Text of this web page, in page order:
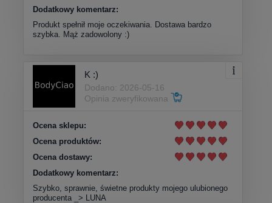
Dodatkowy komentarz:
Produkt spełnił moje oczekiwania. Dostawa bardzo
szybka. Mąż zadowolony :)
K :)
Dodano: 2026-05-16
Opinia zweryfikowana
Ocena sklepu:
Ocena produktów:
Ocena dostawy:
Dodatkowy komentarz:
Szybko, sprawnie, świetne produkty mojego ulubionego
producenta _> LUNA